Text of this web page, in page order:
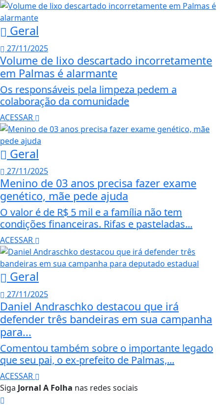
Geral
27/11/2025
Volume de lixo descartado incorretamente
em Palmas é alarmante
Os responsáveis pela limpeza pedem a
colaboração da comunidade
ACESSAR
Geral
27/11/2025
Menino de 03 anos precisa fazer exame
genético, mãe pede ajuda
O valor é de R$ 5 mil e a família não tem
condições financeiras. Rifas e pasteladas...
ACESSAR
Geral
27/11/2025
Daniel Andraschko destacou que irá
defender três bandeiras em sua campanha
para...
Comentou também sobre o importante legado
que seu pai, o ex-prefeito de Palmas,...
ACESSAR
Siga Jornal A Folha nas redes sociais